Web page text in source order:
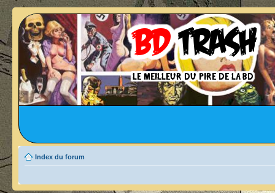
Index du forum